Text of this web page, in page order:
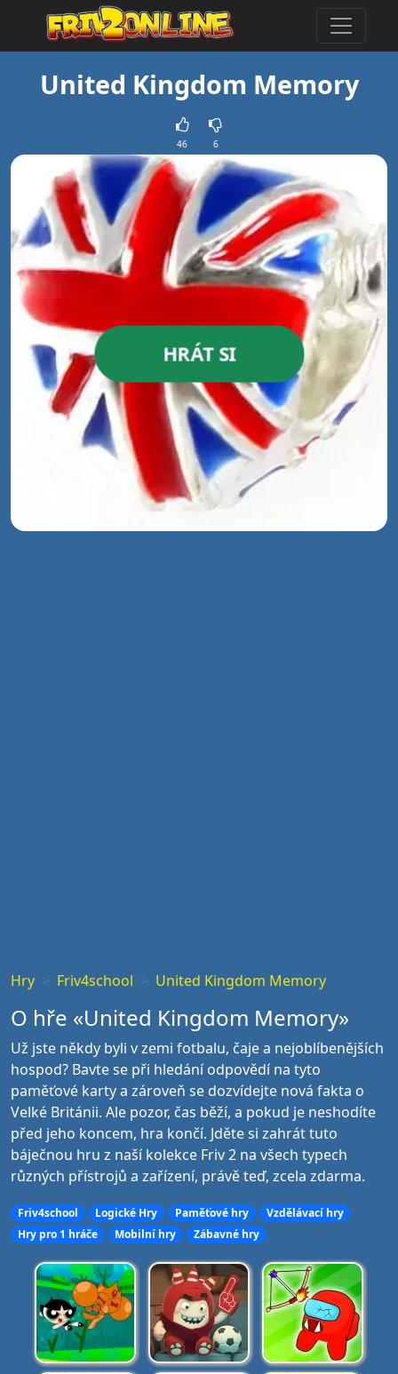
United Kingdom Memory
46 6
HRÁT SI
Hry Friv4school United Kingdom Memory
O hře «United Kingdom Memory»
Už jste někdy byli v zemi fotbalu, čaje a nejoblíbenějších
hospod? Bavte se při hledání odpovědí na tyto
paměťové karty a zároveň se dozvídejte nová fakta o
Velké Británii. Ale pozor, čas běží, a pokud je neshodíte
před jeho koncem, hra končí. Jděte si zahrát tuto
báječnou hru z naší kolekce Friv 2 na všech typech
různých přístrojů a zařízení, právě teď, zcela zdarma.
Friv4school Logické Hry Paměťové hry
Vzdělávací hry
Hry pro 1 hráče
Mobilní hry Zábavné hry